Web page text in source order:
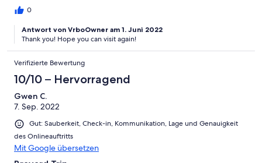
0
Antwort von VrboOwner am 1. Juni 2022
Thank you! Hope you can visit again!
Verifizierte Bewertung
10/10 – Hervorragend
Gwen C.
7. Sep. 2022
Gut: Sauberkeit, Check-in, Kommunikation, Lage und Genauigkeit
des Onlineauftritts
Mit Google übersetzen